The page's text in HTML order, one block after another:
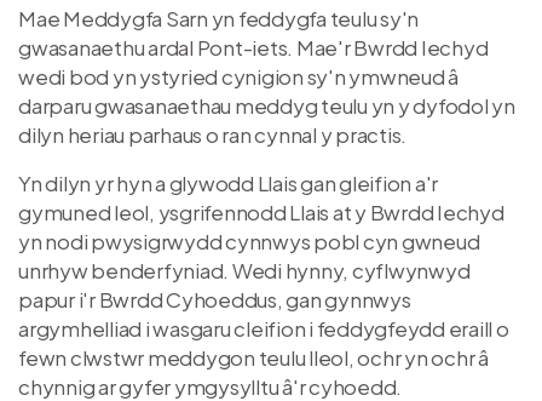
Mae Meddygfa Sarn yn feddygfa teulu sy'n
gwasanaethu ardal Pont-iets. Mae'r Bwrdd Iechyd
wedi bod yn ystyried cynigion sy'n ymwneud â
darparu gwasanaethau meddyg teulu yn y dyfodol yn
dilyn heriau parhaus o ran cynnal y practis.
Yn dilyn yr hyn a glywodd Llais gan gleifion a'r
gymuned leol, ysgrifennodd Llais at y Bwrdd Iechyd
yn nodi pwysigrwydd cynnwys pobl cyn gwneud
unrhyw benderfyniad. Wedi hynny, cyflwynwyd
papur i'r Bwrdd Cyhoeddus, gan gynnwys
argymhelliad i wasgaru cleifion i feddygfeydd eraill o
fewn clwstwr meddygon teulu lleol, ochr yn ochr â
chynnig ar gyfer ymgysylltu â'r cyhoedd.